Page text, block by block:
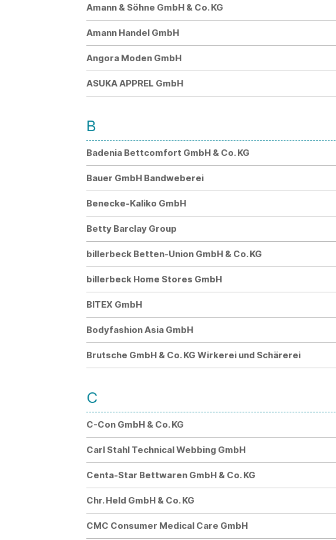
Amann & Söhne GmbH & Co. KG
Amann Handel GmbH
Angora Moden GmbH
ASUKA APPREL GmbH
B
Badenia Bettcomfort GmbH & Co. KG
Bauer GmbH Bandweberei
Benecke-Kaliko GmbH
Betty Barclay Group
billerbeck Betten-Union GmbH & Co. KG
billerbeck Home Stores GmbH
BITEX GmbH
Bodyfashion Asia GmbH
Brutsche GmbH & Co. KG Wirkerei und Schärerei
C
C-Con GmbH & Co. KG
Carl Stahl Technical Webbing GmbH
Centa-Star Bettwaren GmbH & Co. KG
Chr. Held GmbH & Co. KG
CMC Consumer Medical Care GmbH